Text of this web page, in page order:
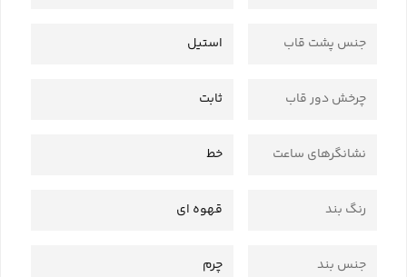
جنس پشت قاب استیل
چرخش دور قاب ثابت
نشانگرهای ساعت خط
رنگ بند قهوه ای
جنس بند چرم